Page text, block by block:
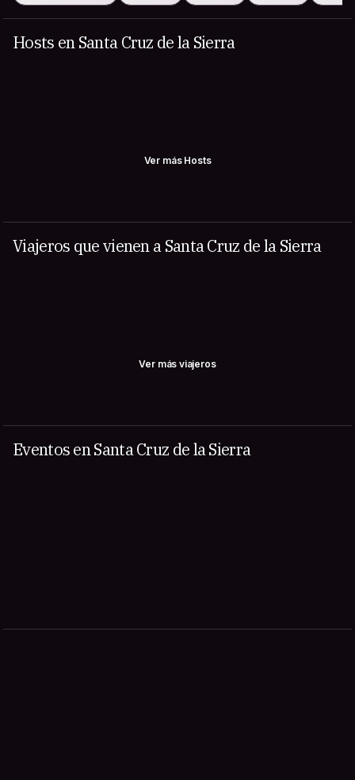
Hosts en Santa Cruz de la Sierra
Ver más Hosts
Viajeros que vienen a Santa Cruz de la Sierra
Ver más viajeros
Eventos en Santa Cruz de la Sierra